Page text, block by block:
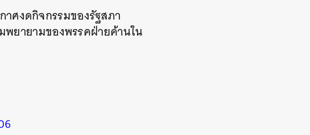
าศงดกิจกรรมของรัฐสภา
พยายามของพรรคฝ่ายค้านใน